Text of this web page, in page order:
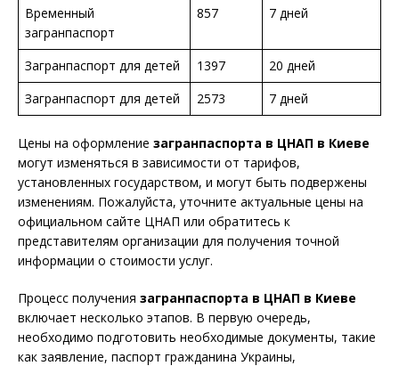
Временный
загранпаспорт
857 7 дней
Загранпаспорт для детей 1397
20 дней
Загранпаспорт для детей
2573 7 дней
Цены на оформление загранпаспорта в ЦНАП в Киеве
могут изменяться в зависимости от тарифов,
установленных государством, и могут быть подвержены
изменениям. Пожалуйста, уточните актуальные цены на
официальном сайте ЦНАП или обратитесь к
представителям организации для получения точной
информации о стоимости услуг.
Процесс получения загранпаспорта в ЦНАП в Киеве
включает несколько этапов. В первую очередь,
необходимо подготовить необходимые документы, такие
как заявление, паспорт гражданина Украины,